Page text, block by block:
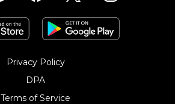
Privacy Policy
DPA
Terms of Service